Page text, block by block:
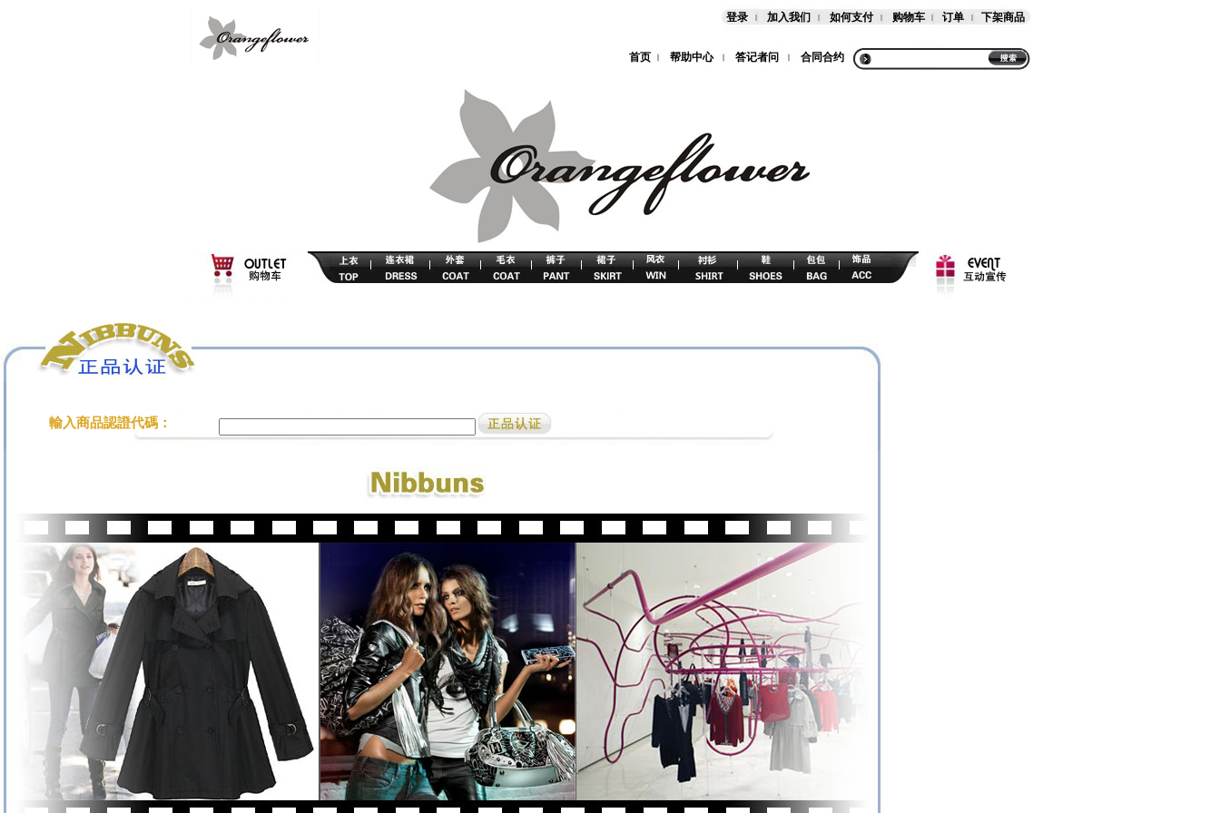
登录 加入我们 如何支付 购物车 订单 下架商品
首页 帮助中心 答记者问 合同合约
輸入商品認證代碼：